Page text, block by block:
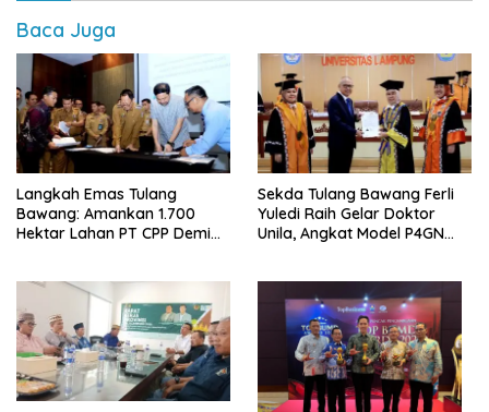
Baca Juga
Langkah Emas Tulang
Bawang: Amankan 1.700
Hektar Lahan PT CPP Demi
Sekda Tulang Bawang Ferli
Yuledi Raih Gelar Doktor
Unila, Angkat Model P4GN